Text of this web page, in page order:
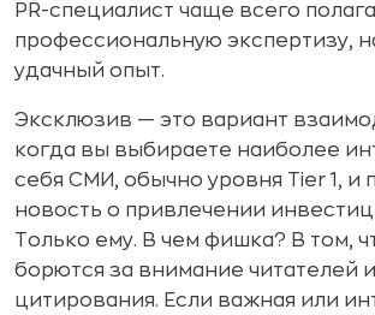
PR-специалист чаще всего
профессиональную экспертизу,
удачный опыт.
Эксклюзив — это вариант
когда вы выбираете наиболее
себя СМИ, обычно уровня Tier 1, и
новость о привлечении
Только ему. В чем фишка? В том,
борются за внимание читателей
цитирования. Если важная или